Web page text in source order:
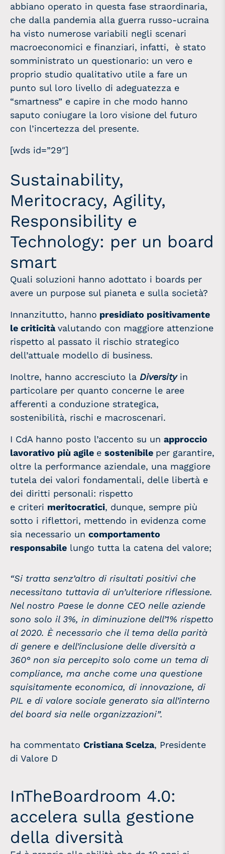
abbiano operato in questa fase straordinaria,
che dalla pandemia alla guerra russo-ucraina
ha visto numerose variabili negli scenari
macroeconomici e finanziari, infatti, è stato
somministrato un questionario: un vero e
proprio studio qualitativo utile a fare un
punto sul loro livello di adeguatezza e
“smartness” e capire in che modo hanno
saputo coniugare la loro visione del futuro
con l’incertezza del presente.
[wds id=”29″]
Sustainability,
Meritocracy, Agility,
Responsibility e
Technology: per un board
smart
Quali soluzioni hanno adottato i boards per
avere un purpose sul pianeta e sulla società?
Innanzitutto, hanno presidiato positivamente
le criticitàvalutando con maggiore attenzione
rispetto al passato il rischio strategico
dell’attuale modello di business.
Inoltre, hanno accresciuto la Diversityin
particolare per quanto concerne le aree
afferenti a conduzione strategica,
sostenibilità, rischi e macroscenari.
I CdA hanno posto l’accento su un approccio
lavorativo più agile e sostenibile per garantire,
oltre la performance aziendale, una maggiore
tutela dei valori fondamentali, delle libertà e
dei diritti personali: rispetto
e criteri meritocratici, dunque, sempre più
sotto i riflettori, mettendo in evidenza come
sia necessario un comportamento
responsabile lungo tutta la catena del valore;
“Si tratta senz’altro di risultati positivi che
necessitano tuttavia di un’ulteriore riflessione.
Nel nostro Paese le donne CEO nelle aziende
sono solo il 3%, in diminuzione dell’1% rispetto
al 2020. È necessario che il tema della parità
di genere e dell’inclusione delle diversità a
360° non sia percepito solo come un tema di
compliance, ma anche come una questione
squisitamente economica, di innovazione, di
PIL e di valore sociale generato sia all’interno
del board sia nelle organizzazioni”.
ha commentato Cristiana Scelza, Presidente
di Valore D
InTheBoardroom 4.0:
accelera sulla gestione
della diversità